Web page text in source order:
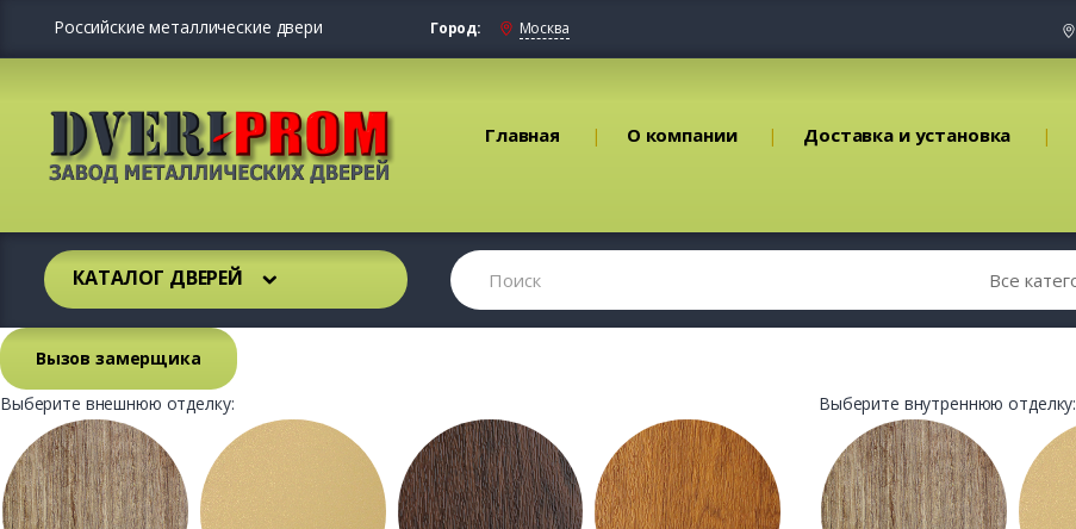
Российские металлические двери Город: Москва
Главная О компании Доставка и установка
КАТАЛОГ ДВЕРЕЙ
Вызов замерщика
Выберите внешнюю отделку:
Выберите внутреннюю отделку: